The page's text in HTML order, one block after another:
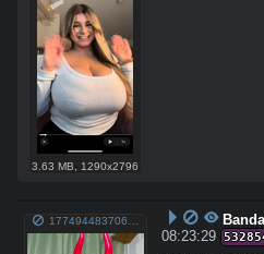
3.63 MB 1290x2796
1774944837069931.webm
08:23:29